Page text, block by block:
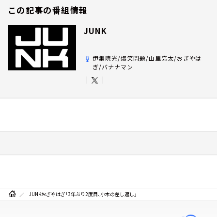
この記事の番組情報
JUNK
伊集院光/爆笑問題/山里亮太/おぎやは
ぎ/バナナマン
JUNKおぎやはぎ「3年ぶり2度目、小木の差し返し」